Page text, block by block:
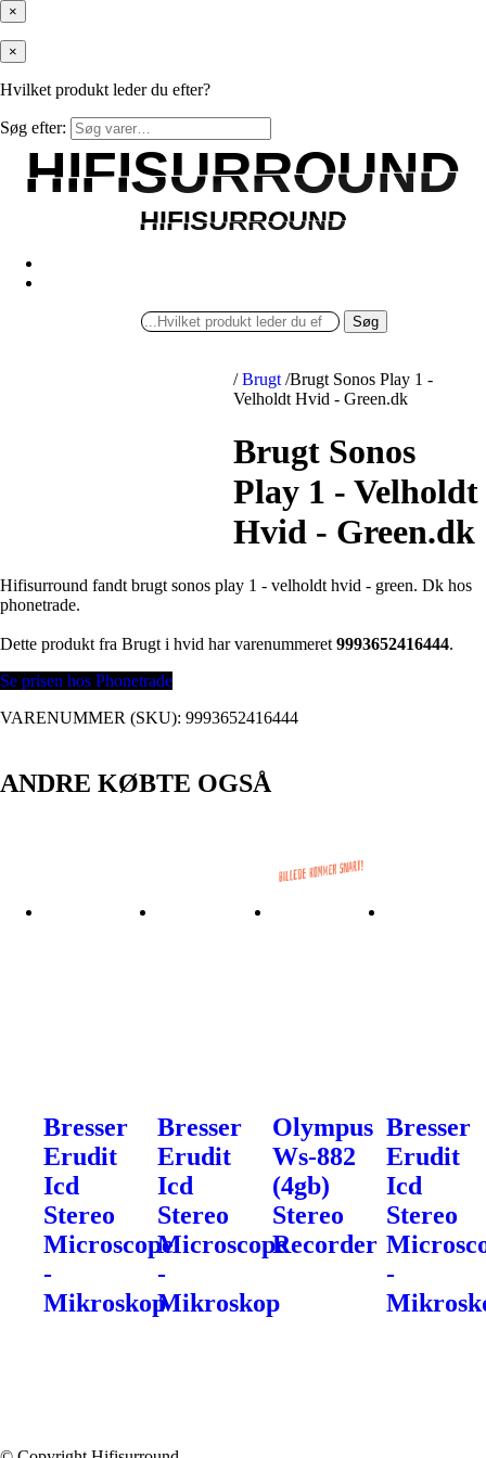
×
×
Hvilket produkt leder du efter?
Søg efter:
HIFISURROUND
HIFISURROUND
HIFISURROUND
HIFISURROUND
Søg
/ Brugt /Brugt Sonos Play 1 -
Velholdt Hvid - Green.dk
Brugt Sonos
Play 1 - Velholdt
Hvid - Green.dk
Hifisurround fandt brugt sonos play 1 - velholdt hvid - green. Dk hos
phonetrade.
Dette produkt fra Brugt i hvid har varenummeret 9993652416444.
Se prisen hos Phonetrade
VARENUMMER (SKU): 9993652416444
ANDRE KØBTE OGSÅ
Bresser
Erudit
Icd
Stereo
Microscope
-
Mikroskop
Bresser
Erudit
Icd
Stereo
Microscope
-
Mikroskop
Olympus
Ws-882
(4gb)
Stereo
Recorder
Bresser
Erudit
Icd
Stereo
-